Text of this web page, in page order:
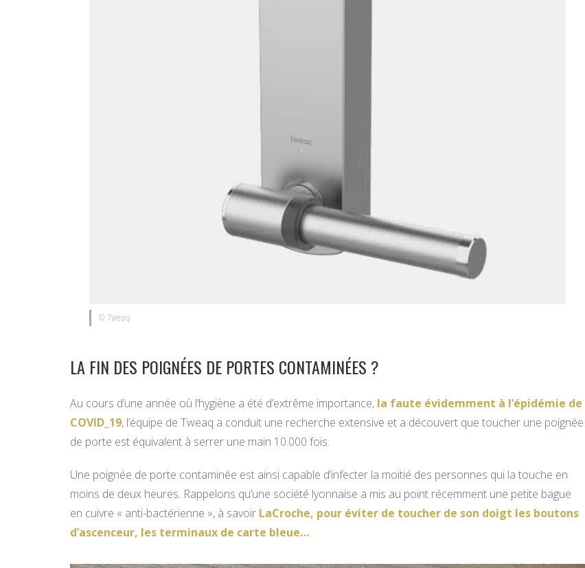
© Tweaq
LA FIN DES POIGNÉES DE PORTES CONTAMINÉES ?
Au cours d’une année où l’hygiène a été d’extrême importance, la faute évidemment à l’épidémie de
COVID_19, l’équipe de Tweaq a conduit une recherche extensive et a découvert que toucher une poignée
de porte est équivalent à serrer une main 10.000 fois.
Une poignée de porte contaminée est ainsi capable d’infecter la moitié des personnes qui la touche en
moins de deux heures. Rappelons qu’une société lyonnaise a mis au point récemment une petite bague
en cuivre « anti-bactérienne », à savoir LaCroche, pour éviter de toucher de son doigt les boutons
d’ascenceur, les terminaux de carte bleue…